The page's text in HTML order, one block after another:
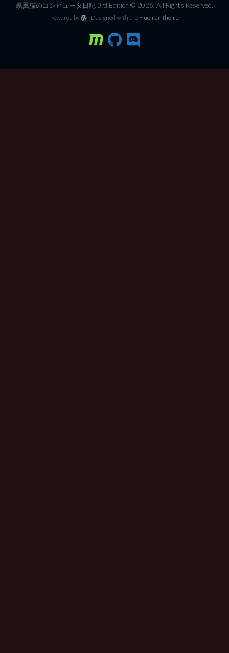
黒翼猫のコンピュータ日記 3rd Edition © 2026. All Rights Reserved.
Powered by - Designed with the Hueman theme